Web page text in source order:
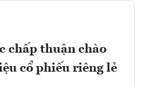
chấp thuận chào
cổ phiếu riêng lẻ